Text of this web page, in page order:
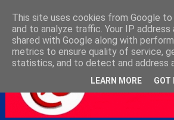
This site uses cookies from Google
and to analyze traffic. Your IP address
shared with Google along with
metrics to ensure quality of service,
statistics, and to detect and address
LEARN MORE GOT